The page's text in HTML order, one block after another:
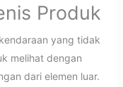
Produk
yang tidak
melihat dengan
dari elemen luar.